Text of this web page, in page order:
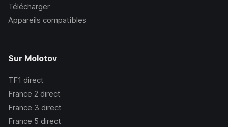
Télécharger
Appareils compatibles
Sur Molotov
TF1 direct
France 2 direct
France 3 direct
France 5 direct